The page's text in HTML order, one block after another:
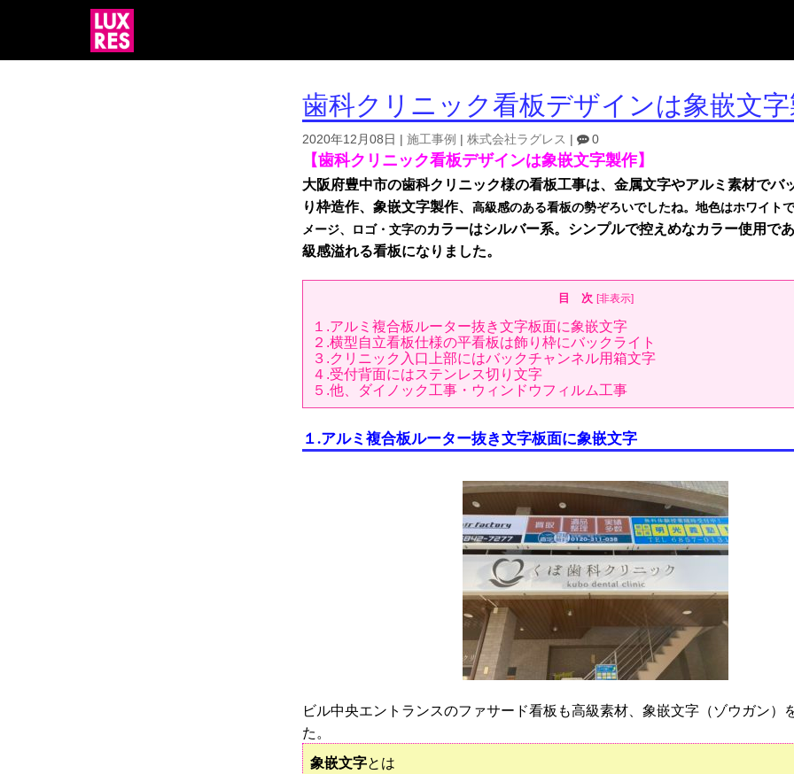
歯科クリニック看板デザインは象嵌文
2020年12月08日 施工事例 株式会社ラグレス 0
【歯科クリニック看板デザインは象嵌文字製作】
大阪府豊中市の歯科クリニック様の看板工事は、金属文字やアルミ素材でバ
り枠造作、象嵌文字製作、 高級感のある看板の勢ぞろいでしたね。地色はホワイト
メージ、ロゴ・文字のカラーはシルバー系。シンプルで控えめなカラー使用で
級感溢れる看板になりました。
目 次 [非表示]
１.アルミ複合板ルーター抜き文字板面に象嵌文字
２.横型自立看板仕様の平看板は飾り枠にバックライト
３.クリニック入口上部にはバックチャンネル用箱文字
４.受付背面にはステンレス切り文字
５.他、ダイノック工事・ウィンドウフィルム工事
１.アルミ複合板ルーター抜き文字板面に象嵌文字
ビル中央エントランスのファサード看板も高級素材、象嵌文字（ゾウガン）
た。
象嵌文字とは